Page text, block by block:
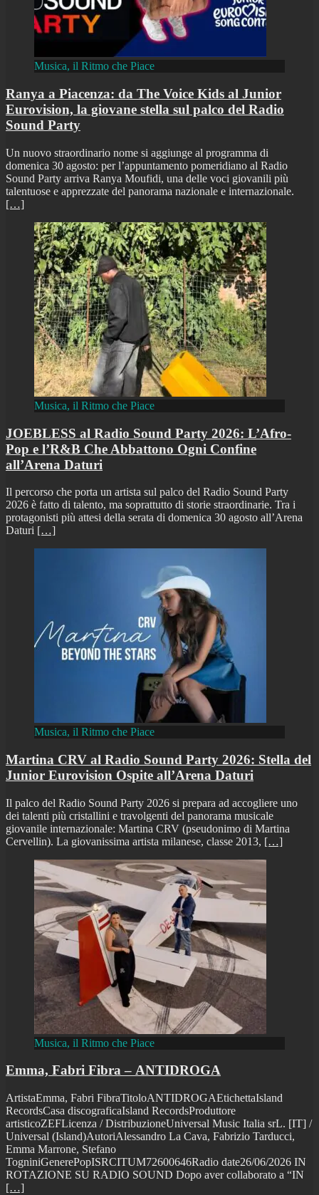
Musica, il Ritmo che Piace
Ranya a Piacenza: da The Voice Kids al Junior
Eurovision, la giovane stella sul palco del Radio
Sound Party
Un nuovo straordinario nome si aggiunge al programma di
domenica 30 agosto: per l’appuntamento pomeridiano al Radio
Sound Party arriva Ranya Moufidi, una delle voci giovanili più
talentuose e apprezzate del panorama nazionale e internazionale.
[…]
Musica, il Ritmo che Piace
JOEBLESS al Radio Sound Party 2026: L’Afro-
Pop e l’R&B Che Abbattono Ogni Confine
all’Arena Daturi
Il percorso che porta un artista sul palco del Radio Sound Party
2026 è fatto di talento, ma soprattutto di storie straordinarie. Tra i
protagonisti più attesi della serata di domenica 30 agosto all’Arena
Daturi […]
Musica, il Ritmo che Piace
Martina CRV al Radio Sound Party 2026: Stella del
Junior Eurovision Ospite all’Arena Daturi
Il palco del Radio Sound Party 2026 si prepara ad accogliere uno
dei talenti più cristallini e travolgenti del panorama musicale
giovanile internazionale: Martina CRV (pseudonimo di Martina
Cervellin). La giovanissima artista milanese, classe 2013, […]
Musica, il Ritmo che Piace
Emma, Fabri Fibra – ANTIDROGA
ArtistaEmma, Fabri FibraTitoloANTIDROGAEtichettaIsland
RecordsCasa discograficaIsland RecordsProduttore
artisticoZEFLicenza / DistribuzioneUniversal Music Italia srL. [IT] /
Universal (Island)AutoriAlessandro La Cava, Fabrizio Tarducci,
Emma Marrone, Stefano
TogniniGenerePopISRCITUM72600646Radio date26/06/2026 IN
ROTAZIONE SU RADIO SOUND Dopo aver collaborato a “IN
[…]